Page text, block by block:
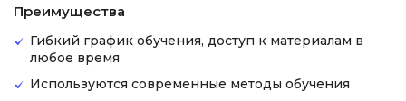
Преимущества
Гибкий график обучения, доступ к материалам в
любое время
Используются современные методы обучения